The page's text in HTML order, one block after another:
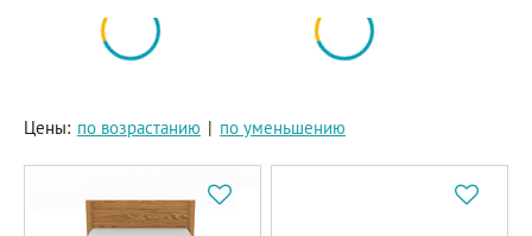
Цены: по возрастанию | по уменьшению